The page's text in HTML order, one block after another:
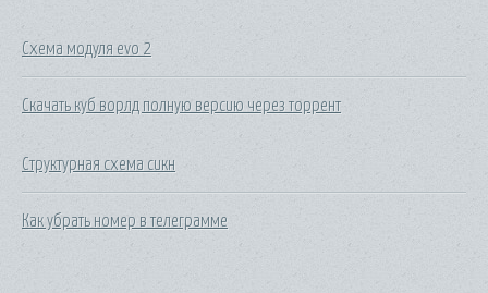
Схема модуля evo 2
Скачать куб ворлд полную версию через торрент
Структурная схема сикн
Как убрать номер в телеграмме